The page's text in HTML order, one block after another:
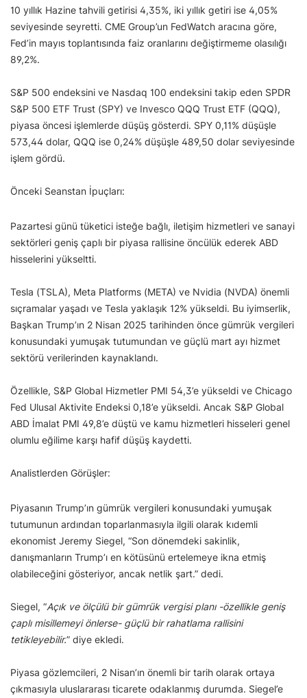
10 yıllık Hazine tahvili getirisi 4,35%, iki yıllık getiri ise 4,05%
seviyesinde seyretti. CME Group’un FedWatch aracına göre,
Fed’in mayıs toplantısında faiz oranlarını değiştirmeme olasılığı
89,2%.
S&P 500 endeksini ve Nasdaq 100 endeksini takip eden SPDR
S&P 500 ETF Trust (SPY) ve Invesco QQQ Trust ETF (QQQ),
piyasa öncesi işlemlerde düşüş gösterdi. SPY 0,11% düşüşle
573,44 dolar, QQQ ise 0,24% düşüşle 489,50 dolar seviyesinde
işlem gördü.
Önceki Seanstan İpuçları:
Pazartesi günü tüketici isteğe bağlı, iletişim hizmetleri ve sanayi
sektörleri geniş çaplı bir piyasa rallisine öncülük ederek ABD
hisselerini yükseltti.
Tesla (TSLA), Meta Platforms (META) ve Nvidia (NVDA) önemli
sıçramalar yaşadı ve Tesla yaklaşık 12% yükseldi. Bu iyimserlik,
Başkan Trump’ın 2 Nisan 2025 tarihinden önce gümrük vergileri
konusundaki yumuşak tutumundan ve güçlü mart ayı hizmet
sektörü verilerinden kaynaklandı.
Özellikle, S&P Global Hizmetler PMI 54,3’e yükseldi ve Chicago
Fed Ulusal Aktivite Endeksi 0,18’e yükseldi. Ancak S&P Global
ABD İmalat PMI 49,8’e düştü ve kamu hizmetleri hisseleri genel
olumlu eğilime karşı hafif düşüş kaydetti.
Analistlerden Görüşler:
Piyasanın Trump’ın gümrük vergileri konusundaki yumuşak
tutumunun ardından toparlanmasıyla ilgili olarak kıdemli
ekonomist Jeremy Siegel, “Son dönemdeki sakinlik,
danışmanların Trump’ı en kötüsünü ertelemeye ikna etmiş
olabileceğini gösteriyor, ancak netlik şart.” dedi.
Siegel, “Açık ve ölçülü bir gümrük vergisi planı -özellikle geniş
çaplı misillemeyi önlerse- güçlü bir rahatlama rallisini
tetikleyebilir.” diye ekledi.
Piyasa gözlemcileri, 2 Nisan’ın önemli bir tarih olarak ortaya
çıkmasıyla uluslararası ticarete odaklanmış durumda. Siegel’e